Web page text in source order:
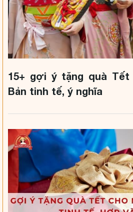
15+ gợi ý tặng quà
Bản tinh tế, ý nghĩa